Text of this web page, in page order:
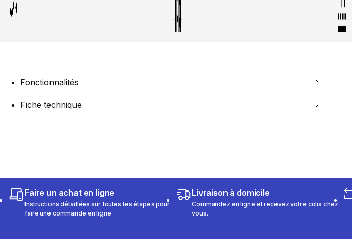
Fonctionnalités
Fiche technique
Faire un achat en ligne
Instructions détaillées sur toutes les étapes pour
faire une commande en ligne
Livraison à domicile
Commandez en ligne et recevez votre colis chez
vous.